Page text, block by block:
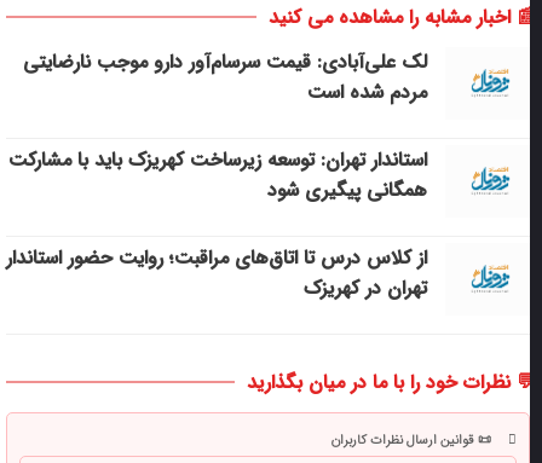
اخبار مشابه را مشاهده می کنید
لک علی‌آبادی: قیمت سرسام‌آور دارو موجب نارضایتی
مردم شده است
استاندار تهران: توسعه زیرساخت‌ کهریزک باید با مشارکت
همگانی پیگیری شود
از کلاس درس تا اتاق‌های مراقبت؛ روایت حضور استاندار
تهران در کهریزک
نظرات خود را با ما در میان بگذارید
📜 قوانین ارسال نظرات کاربران